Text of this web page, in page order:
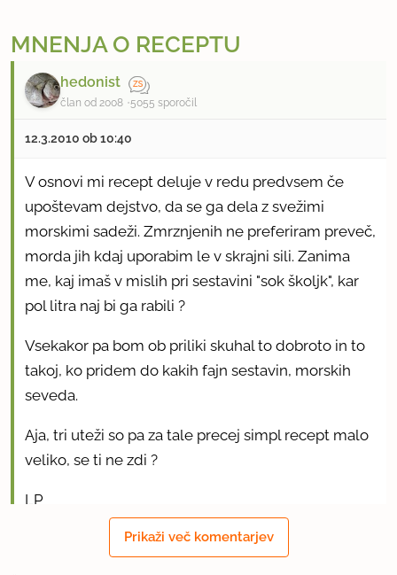
MNENJA O RECEPTU
hedonist
član od 2008 5055 sporočil
12.3.2010 ob 10:40
V osnovi mi recept deluje v redu predvsem če
upoštevam dejstvo, da se ga dela z svežimi
morskimi sadeži. Zmrznjenih ne preferiram preveč,
morda jih kdaj uporabim le v skrajni sili. Zanima
me, kaj imaš v mislih pri sestavini "sok školjk", kar
pol litra naj bi ga rabili ?
Vsekakor pa bom ob priliki skuhal to dobroto in to
takoj, ko pridem do kakih fajn sestavin, morskih
seveda.
Aja, tri uteži so pa za tale precej simpl recept malo
veliko, se ti ne zdi ?
LP
Prikaži več komentarjev